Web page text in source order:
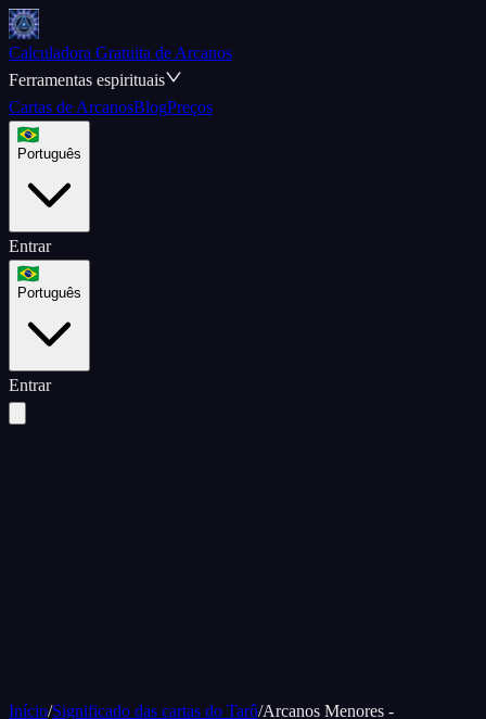
Calculadora Gratuita de Arcanos
Ferramentas espirituais
Cartas de ArcanosBlogPreços
Português
Entrar
Português
Entrar
Início/Significado das cartas do Tarô/Arcanos Menores -